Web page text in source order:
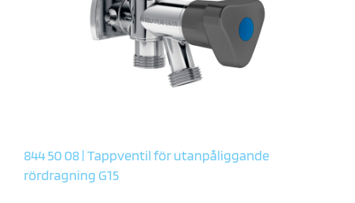
844 50 08 | Tappventil för utanpåliggande
rördragning G15